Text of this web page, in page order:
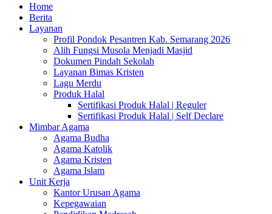
Home
Berita
Layanan
Profil Pondok Pesantren Kab. Semarang 2026
Alih Fungsi Musola Menjadi Masjid
Dokumen Pindah Sekolah
Layanan Bimas Kristen
Lagu Merdu
Produk Halal
Sertifikasi Produk Halal | Reguler
Sertifikasi Produk Halal | Self Declare
Mimbar Agama
Agama Budha
Agama Katolik
Agama Kristen
Agama Islam
Unit Kerja
Kantor Urusan Agama
Kepegawaian